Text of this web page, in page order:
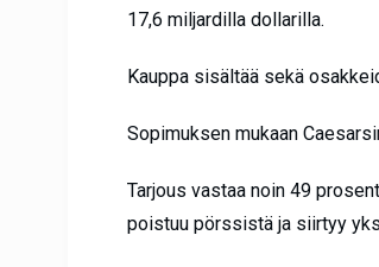
17,6 miljardilla dollarilla.
Kauppa sisältää sekä
Sopimuksen mukaan
Tarjous vastaa noin 49
poistuu pörssistä ja siirtyy